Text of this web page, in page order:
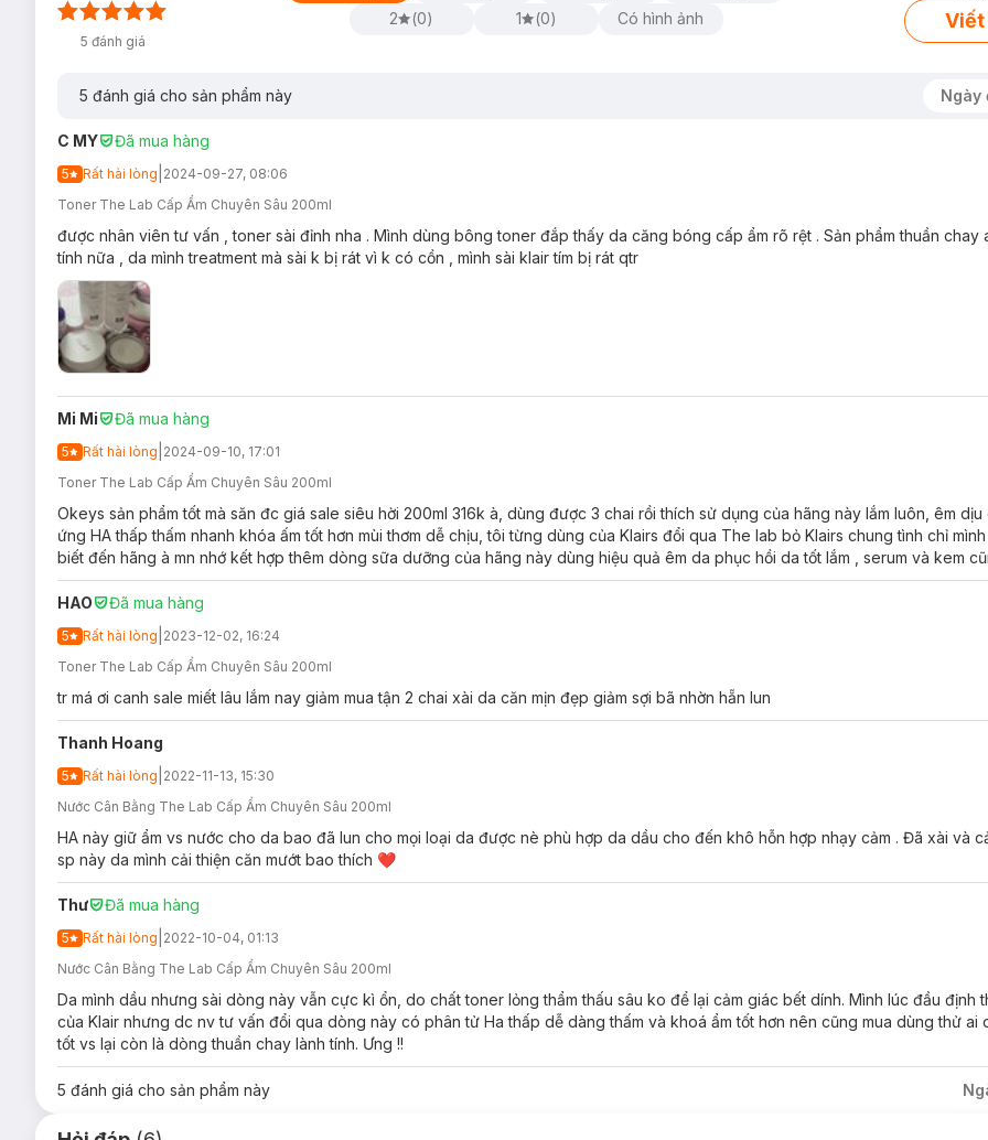
5 đánh giá
2
(0) 1 (0) Có hình ảnh Viết
5 đánh giá cho sản phẩm này Ngày
C MY Đã mua hàng
5 Rất hài lòng 2024-09-27, 08:06
Toner The Lab Cấp Ẩm Chuyên Sâu 200ml
được nhân viên tư vấn , toner sài đỉnh nha . Mình dùng bông toner đắp thấy da căng bóng cấp ẩm rõ rệt . Sản phẩm thuần chay
tính nữa , da mình treatment mà sài k bị rát vì k có cồn , mình sài klair tím bị rát qtr
Mi Mi Đã mua hàng
5 Rất hài lòng 2024-09-10, 17:01
Toner The Lab Cấp Ẩm Chuyên Sâu 200ml
Okeys sản phẩm tốt mà săn đc giá sale siêu hời 200ml 316k à, dùng được 3 chai rồi thích sử dụng của hãng này lắm luôn, êm
ứng HA thấp thấm nhanh khóa ấm tốt hơn mùi thơm dễ chịu, tôi từng dùng của Klairs đổi qua The lab bỏ Klairs chung tình chỉ mình
biết đến hãng à mn nhớ kết hợp thêm dòng sữa dưỡng của hãng này dùng hiệu quả êm da phục hồi da tốt lắm , serum và kem
HAO Đã mua hàng
5 Rất hài lòng 2023-12-02, 16:24
Toner The Lab Cấp Ẩm Chuyên Sâu 200ml
tr má ơi canh sale miết lâu lắm nay giảm mua tận 2 chai xài da căn mịn đẹp giảm sợi bã nhờn hẵn lun
Thanh Hoang
5 Rất hài lòng 2022-11-13, 15:30
Nước Cân Bằng The Lab Cấp Ẩm Chuyên Sâu 200ml
HA này giữ ẩm vs nước cho da bao đã lun cho mọi loại da được nè phù hợp da dầu cho đến khô hỗn hợp nhạy cảm . Đã xài và
sp này da mình cải thiện căn mướt bao thích ❤️
Thư Đã mua hàng
5 Rất hài lòng 2022-10-04, 01:13
Nước Cân Bằng The Lab Cấp Ẩm Chuyên Sâu 200ml
Da mình dầu nhưng sài dòng này vẫn cực kì ổn, do chất toner lỏng thẩm thấu sâu ko để lại cảm giác bết dính. Mình lúc đầu định
của Klair nhưng dc nv tư vấn đổi qua dòng này có phân tử Ha thấp dễ dàng thấm và khoá ẩm tốt hơn nên cũng mua dùng thử ai
tốt vs lại còn là dòng thuần chay lành tính. Ưng !!
5 đánh giá cho sản phẩm này